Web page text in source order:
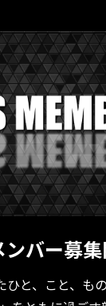
ンバー募
ひと、こと、も